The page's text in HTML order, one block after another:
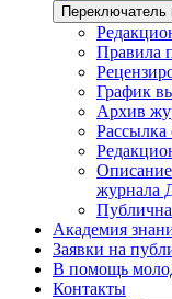
Правила
График
Архив
журнала
Академия
Заявки на
В помощь
Контакты